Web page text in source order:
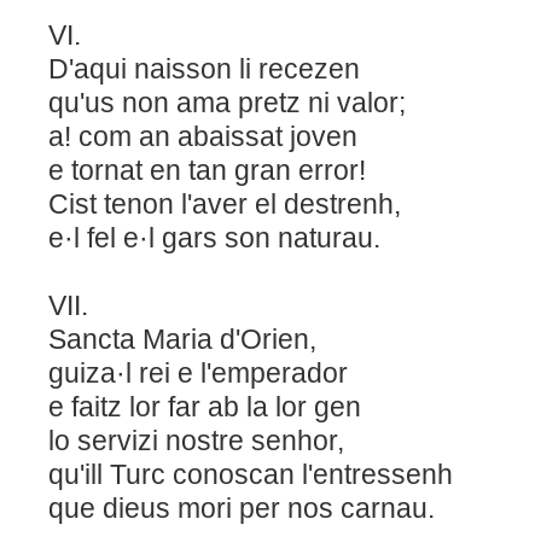
VI.
D'aqui naisson li recezen
qu'us non ama pretz ni valor;
a! com an abaissat joven
e tornat en tan gran error!
Cist tenon l'aver el destrenh,
e·l fel e·l gars son naturau.
VII.
Sancta Maria d'Orien,
guiza·l rei e l'emperador
e faitz lor far ab la lor gen
lo servizi nostre senhor,
qu'ill Turc conoscan l'entressenh
que dieus mori per nos carnau.